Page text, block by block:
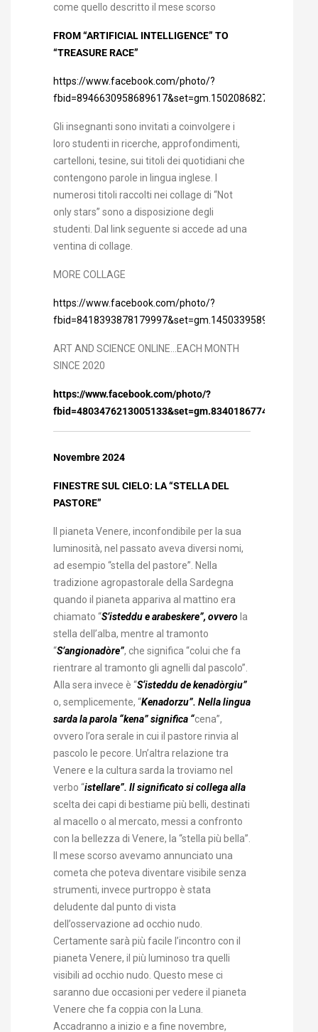
come quello descritto il mese scorso
FROM “ARTIFICIAL INTELLIGENCE” TO
“TREASURE RACE”
https://www.facebook.com/photo/?
Gli insegnanti sono invitati a coinvolgere i
loro studenti in ricerche, approfondimenti,
cartelloni, tesine, sui titoli dei quotidiani che
contengono parole in lingua inglese. I
numerosi titoli raccolti nei collage di “Not
only stars” sono a disposizione degli
studenti. Dal link seguente si accede ad una
ventina di collage.
MORE COLLAGE
https://www.facebook.com/photo/?
ART AND SCIENCE ONLINE…EACH MONTH
SINCE 2020
https://www.facebook.com/photo/?
fbid=4803476213005133&set=gm.834018677477025
Novembre 2024
FINESTRE SUL CIELO: LA “STELLA DEL
PASTORE”
Il pianeta Venere, inconfondibile per la sua
luminosità, nel passato aveva diversi nomi,
ad esempio “stella del pastore”. Nella
tradizione agropastorale della Sardegna
quando il pianeta appariva al mattino era
chiamato “S’isteddu e arabeskere”, ovvero la
stella dell’alba, mentre al tramonto
“S’angionadòre”, che significa “colui che fa
rientrare al tramonto gli agnelli dal pascolo”.
Alla sera invece è “S‘isteddu de kenadòrgiu”
o, semplicemente, “Kenadorzu”. Nella lingua
sarda la parola “kena” significa “cena”,
ovvero l’ora serale in cui il pastore rinvia al
pascolo le pecore. Un’altra relazione tra
Venere e la cultura sarda la troviamo nel
verbo “istellare”. Il significato si collega alla
scelta dei capi di bestiame più belli, destinati
al macello o al mercato, messi a confronto
con la bellezza di Venere, la “stella più bella”.
Il mese scorso avevamo annunciato una
cometa che poteva diventare visibile senza
strumenti, invece purtroppo è stata
deludente dal punto di vista
dell’osservazione ad occhio nudo.
Certamente sarà più facile l’incontro con il
pianeta Venere, il più luminoso tra quelli
visibili ad occhio nudo. Questo mese ci
saranno due occasioni per vedere il pianeta
Venere che fa coppia con la Luna.
Accadranno a inizio e a fine novembre,